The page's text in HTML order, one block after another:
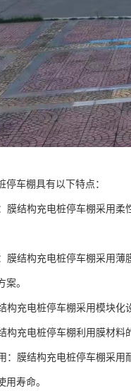
停车棚具有以下特点：
膜结构充电桩停车棚采用
膜结构充电桩停车棚采用
案。
构充电桩停车棚采用模块化
构充电桩停车棚利用膜材料
：膜结构充电桩停车棚采用
用寿命。